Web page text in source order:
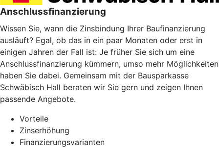
Anschlussfinanzierung
Wissen Sie, wann die Zinsbindung Ihrer Baufinanzierung
ausläuft? Egal, ob das in ein paar Monaten oder erst in
einigen Jahren der Fall ist: Je früher Sie sich um eine
Anschlussfinanzierung kümmern, umso mehr Möglichkeiten
haben Sie dabei. Gemeinsam mit der Bausparkasse
Schwäbisch Hall beraten wir Sie gern und zeigen Ihnen
passende Angebote.
Vorteile
Zinserhöhung
Finanzierungsvarianten